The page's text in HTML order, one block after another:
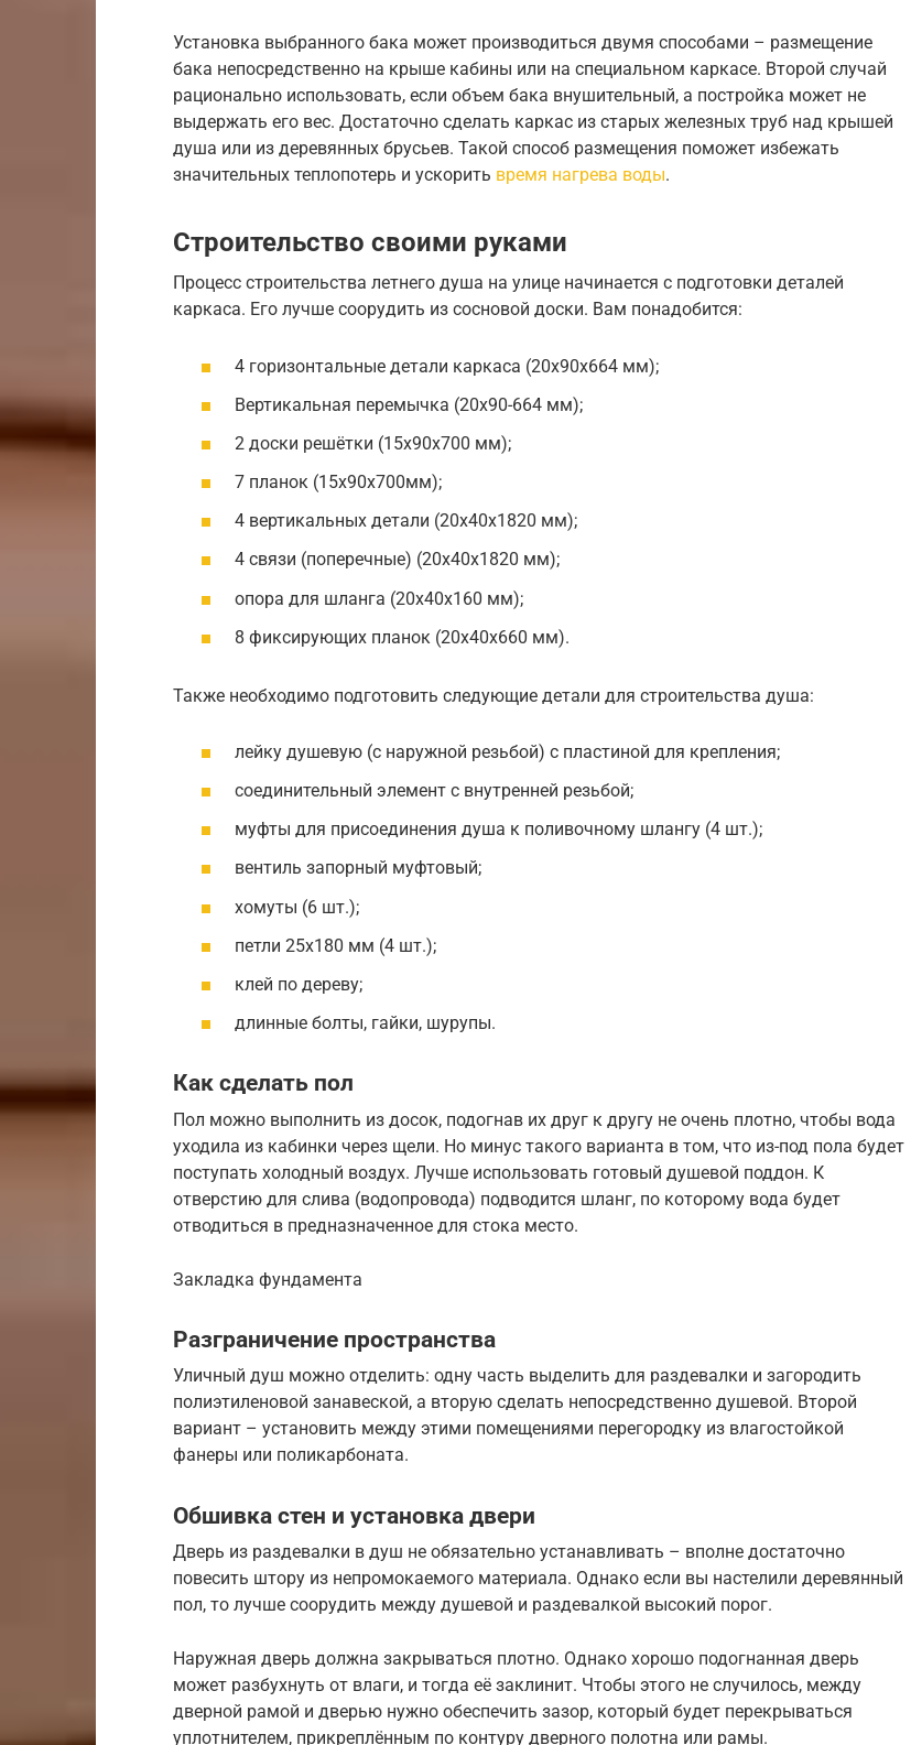
Установка выбранного бака может производиться двумя способами – размещение
бака непосредственно на крыше кабины или на специальном каркасе. Второй случай
рационально использовать, если объем бака внушительный, а постройка может не
выдержать его вес. Достаточно сделать каркас из старых железных труб над крышей
душа или из деревянных брусьев. Такой способ размещения поможет избежать
значительных теплопотерь и ускорить время нагрева воды.
Строительство своими руками
Процесс строительства летнего душа на улице начинается с подготовки деталей
каркаса. Его лучше соорудить из сосновой доски. Вам понадобится:
4 горизонтальные детали каркаса (20х90х664 мм);
Вертикальная перемычка (20х90-664 мм);
2 доски решётки (15х90х700 мм);
7 планок (15х90х700мм);
4 вертикальных детали (20х40х1820 мм);
4 связи (поперечные) (20х40х1820 мм);
опора для шланга (20х40х160 мм);
8 фиксирующих планок (20х40х660 мм).
Также необходимо подготовить следующие детали для строительства душа:
лейку душевую (с наружной резьбой) с пластиной для крепления;
соединительный элемент с внутренней резьбой;
муфты для присоединения душа к поливочному шлангу (4 шт.);
вентиль запорный муфтовый;
хомуты (6 шт.);
петли 25х180 мм (4 шт.);
клей по дереву;
длинные болты, гайки, шурупы.
Как сделать пол
Пол можно выполнить из досок, подогнав их друг к другу не очень плотно, чтобы вода
уходила из кабинки через щели. Но минус такого варианта в том, что из-под пола будет
поступать холодный воздух. Лучше использовать готовый душевой поддон. К
отверстию для слива (водопровода) подводится шланг, по которому вода будет
отводиться в предназначенное для стока место.
Закладка фундамента
Разграничение пространства
Уличный душ можно отделить: одну часть выделить для раздевалки и загородить
полиэтиленовой занавеской, а вторую сделать непосредственно душевой. Второй
вариант – установить между этими помещениями перегородку из влагостойкой
фанеры или поликарбоната.
Обшивка стен и установка двери
Дверь из раздевалки в душ не обязательно устанавливать – вполне достаточно
повесить штору из непромокаемого материала. Однако если вы настелили деревянный
пол, то лучше соорудить между душевой и раздевалкой высокий порог.
Наружная дверь должна закрываться плотно. Однако хорошо подогнанная дверь
может разбухнуть от влаги, и тогда её заклинит. Чтобы этого не случилось, между
дверной рамой и дверью нужно обеспечить зазор, который будет перекрываться
уплотнителем, прикреплённым по контуру дверного полотна или рамы.